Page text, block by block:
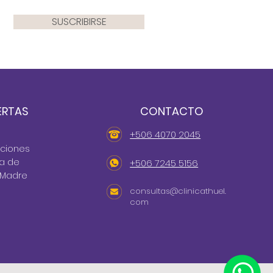
SUSCRIBIRSE
de
CONTACTO
+506 4070 2045
+506 7245 5156
consultas@clinicathuel.
com